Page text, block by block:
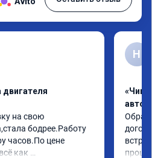
на свою
бодрее.Работу
часов.По цене
как
Н
«Чип